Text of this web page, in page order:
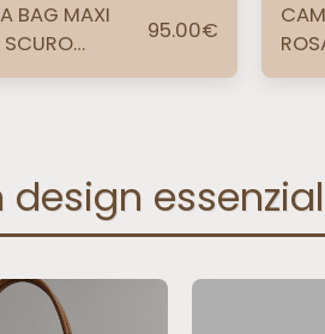
BAG MAXI
SCURO
ORO
95.00€
design